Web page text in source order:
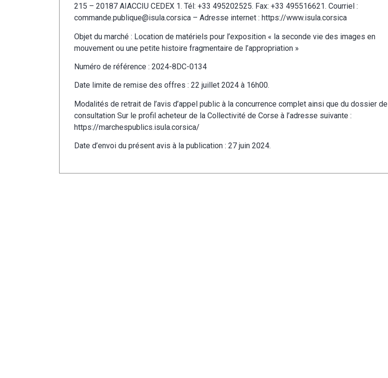
215 – 20187 AIACCIU CEDEX 1. Tél: +33 495202525. Fax: +33 495516621. Courriel :
commande.publique@isula.corsica – Adresse internet : https://www.isula.corsica
Objet du marché : Location de matériels pour l’exposition « la seconde vie des images en
mouvement ou une petite histoire fragmentaire de l’appropriation »
Numéro de référence : 2024-8DC-0134
Date limite de remise des offres : 22 juillet 2024 à 16h00.
Modalités de retrait de l’avis d’appel public à la concurrence complet ainsi que du dossier de
consultation Sur le profil acheteur de la Collectivité de Corse à l’adresse suivante :
https://marchespublics.isula.corsica/
Date d’envoi du présent avis à la publication : 27 juin 2024.